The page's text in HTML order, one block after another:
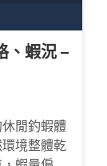
、蝦況 –
閒釣蝦體
境整體乾